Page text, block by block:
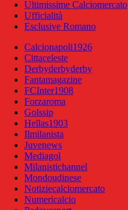
Ultimissime Calciomercato
Ufficialità
Esclusive Romano
Calcionapoli1926
Cittaceleste
Derbyderbyderby
Fantamagazine
FCInter1908
Forzaroma
Golssip
Hellas1903
Ilmilanista
Juvenews
Mediagol
Milanistichannel
Mondoudinese
Notiziecalciomercato
Numericalcio